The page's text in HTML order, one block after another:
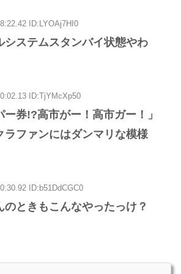
ID:LYOAj7HI0
システムスタンバイ状態やわ
ID:TjYMcXp50
券!?高市がー！高市ガー！」
ラファンにはダンマリな模様
ID:b51DdCGC0
ときもこんなやったっけ？